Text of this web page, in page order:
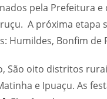
pela Prefeitura
A próxima etapa
Humildes, Bonfim de
São oito distritos
e Ipuaçu. As